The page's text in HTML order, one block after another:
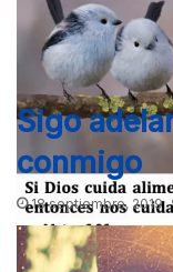
Sigo
conmigo
18 septiembre, 2019